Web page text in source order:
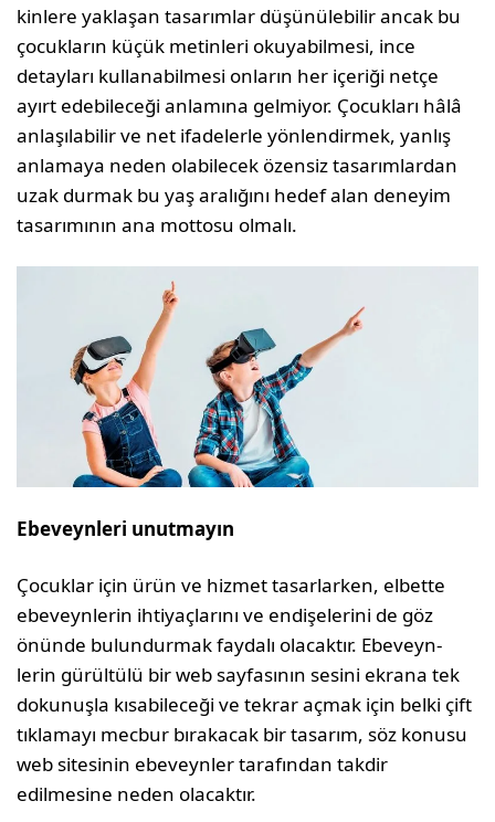
kinlere yaklaşan tasarımlar düşünülebilir ancak bu
çocukların küçük metinleri okuyabilmesi, ince
detayları kullanabilmesi onların her içeriği netçe
ayırt edebileceği anlamına gelmiyor. Çocukları hâlâ
anlaşılabilir ve net ifadelerle yönlendirmek, yanlış
anlamaya neden olabilecek özensiz tasa­rımlardan
uzak durmak bu yaş aralığını hedef alan deneyim
tasarımının ana mottosu olmalı.
Ebeveynleri unutmayın
Çocuklar için ürün ve hizmet tasarlarken, elbette
ebeveynlerin ihtiyaçlarını ve endişelerini de göz
önünde bulundurmak faydalı olacaktır. Ebeveyn-
lerin gürültülü bir web sayfasının sesini ekrana tek
dokunuşla kısabileceği ve tekrar açmak için belki çift
tıklamayı mecbur bırakacak bir tasarım, söz konusu
web sitesinin ebeveynler tarafından takdir
edilmesine neden olacaktır.